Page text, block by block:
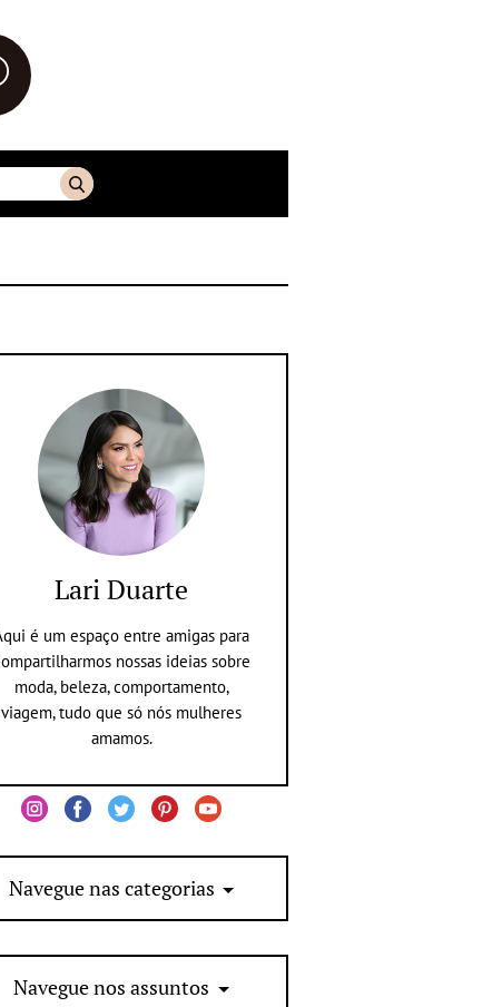
Lari Duarte
é um espaço entre amigas para
nossas ideias sobre
moda, beleza, comportamento,
viagem, tudo que só nós mulheres
amamos.
Navegue nas categorias
Navegue nos assuntos